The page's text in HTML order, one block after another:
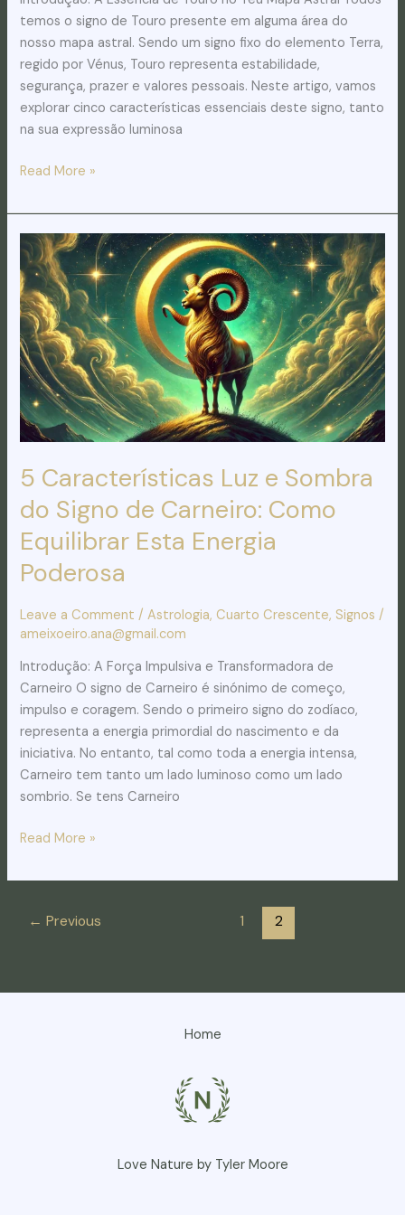
temos o signo de Touro presente em alguma área do
nosso mapa astral. Sendo um signo fixo do elemento Terra,
regido por Vénus, Touro representa estabilidade,
segurança, prazer e valores pessoais. Neste artigo, vamos
explorar cinco características essenciais deste signo, tanto
na sua expressão luminosa
Read More »
5 Características Luz e Sombra
do Signo de Carneiro: Como
Equilibrar Esta Energia
Poderosa
Leave a Comment /Astrologia,Cuarto Crescente, Signos /
ameixoeiro.ana@gmail.com
Introdução: A Força Impulsiva e Transformadora de
Carneiro O signo de Carneiro é sinónimo de começo,
impulso e coragem. Sendo o primeiro signo do zodíaco,
representa a energia primordial do nascimento e da
iniciativa. No entanto, tal como toda a energia intensa,
Carneiro tem tanto um lado luminoso como um lado
sombrio. Se tens Carneiro
Características
Luz
e
Sombra
do
Signo
de
Carneiro:
Como
Esta
Energia
Poderosa
Read More »
← Previous 1 2
Home
Love Nature by Tyler Moore